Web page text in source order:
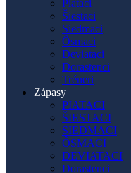
Piataci
Šiestaci
Siedmaci
Ôsmaci
Deviataci
Dorastenci
Tréneri
Zápasy
PIATACI
ŠIESTACI
SIEDMACI
ÔSMACI
DEVIATACI
Dorastenci